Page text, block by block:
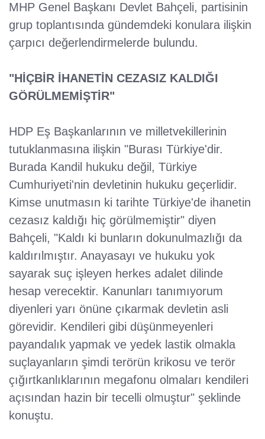
MHP Genel Başkanı Devlet Bahçeli, partisinin
grup toplantısında gündemdeki konulara ilişkin
çarpıcı değerlendirmelerde bulundu.
"HİÇBİR İHANETİN CEZASIZ KALDIĞI
GÖRÜLMEMİŞTİR"
HDP Eş Başkanlarının ve milletvekillerinin
tutuklanmasına ilişkin "Burası Türkiye'dir.
Burada Kandil hukuku değil, Türkiye
Cumhuriyeti'nin devletinin hukuku geçerlidir.
Kimse unutmasın ki tarihte Türkiye'de ihanetin
cezasız kaldığı hiç görülmemiştir" diyen
Bahçeli, "Kaldı ki bunların dokunulmazlığı da
kaldırılmıştır. Anayasayı ve hukuku yok
sayarak suç işleyen herkes adalet dilinde
hesap verecektir. Kanunları tanımıyorum
diyenleri yarı önüne çıkarmak devletin asli
görevidir. Kendileri gibi düşünmeyenleri
payandalık yapmak ve yedek lastik olmakla
suçlayanların şimdi terörün krikosu ve terör
çığırtkanlıklarının megafonu olmaları kendileri
açısından hazin bir tecelli olmuştur" şeklinde
konuştu.